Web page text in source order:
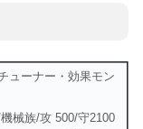
ューナー・効果モン
械族/攻 500/守2100